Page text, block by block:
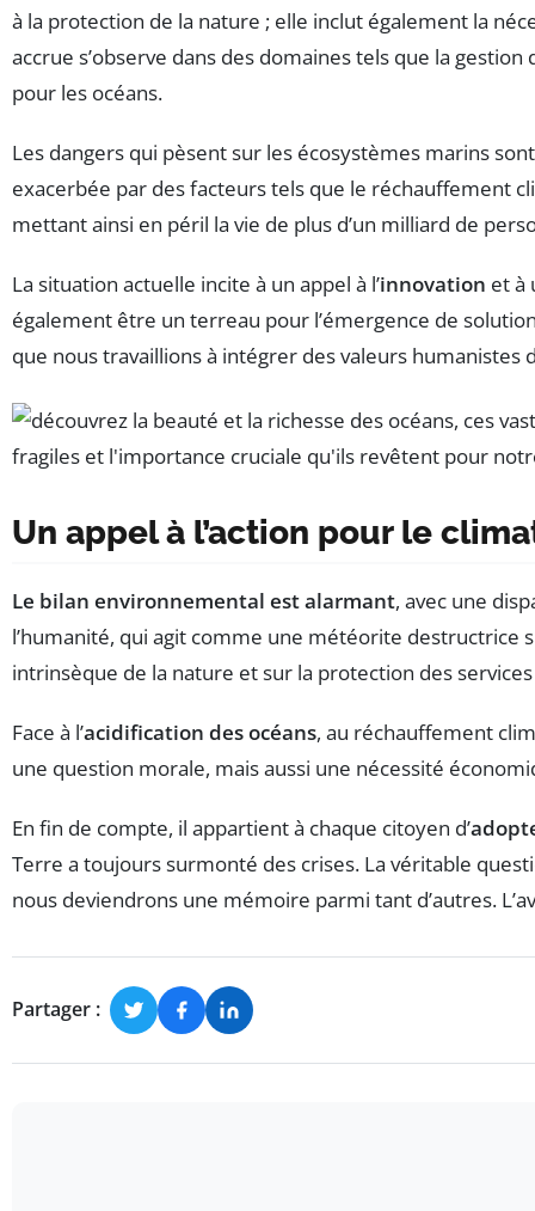
à la protection de la nature ; elle inclut également la
accrue s’observe dans des domaines tels que la
pour les océans.
Les dangers qui pèsent sur les écosystèmes marins
exacerbée par des facteurs tels que le réchauffement
mettant ainsi en péril la vie de plus d’un milliard de
La situation actuelle incite à un appel à l’innovation et à
également être un terreau pour l’émergence de
que nous travaillions à intégrer des valeurs humanistes
Un appel à l’action pour le
Le bilan environnemental est alarmant, avec une
l’humanité, qui agit comme une météorite
intrinsèque de la nature et sur la protection des
Face à l’acidification des océans, au réchauffement
une question morale, mais aussi une nécessité
En fin de compte, il appartient à chaque citoyen d’
Terre a toujours surmonté des crises. La véritable
nous deviendrons une mémoire parmi tant d’autres.
Partager :